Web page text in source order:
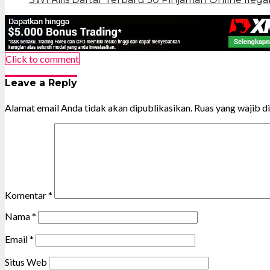
Click to comment
Leave a Reply
Alamat email Anda tidak akan dipublikasikan. Ruas yang wajib
Komentar*
Nama*
Email*
Situs Web